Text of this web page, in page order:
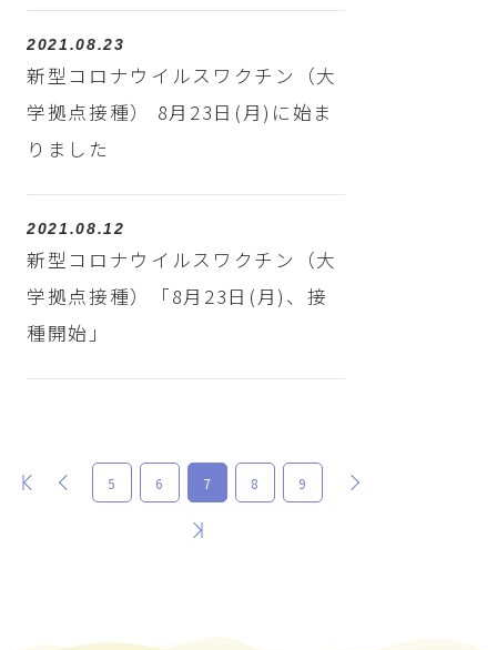
2021.08.23
新型コロナウイルスワクチン（大
学拠点接種） 8月23日(月)に始ま
りました
2021.08.12
新型コロナウイルスワクチン（大
学拠点接種）「8月23日(月)、接
種開始」
最初 前 5 6 7 8 9
最後